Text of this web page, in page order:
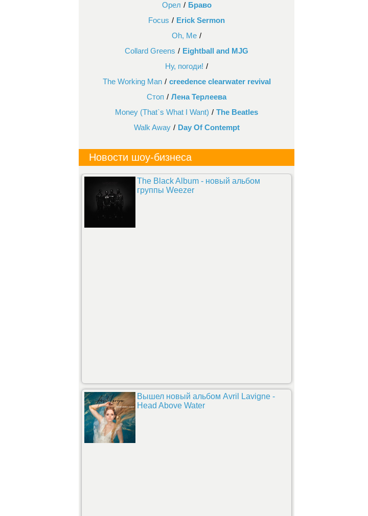
Орел / Браво
Focus / Erick Sermon
Oh, Me /
Collard Greens / Eightball and MJG
Ну, погоди! /
The Working Man / creedence clearwater revival
Стоп / Лена Терлеева
Money (That`s What I Want) / The Beatles
Walk Away / Day Of Contempt
Новости шоу-бизнеса
The Black Album - новый альбом
группы Weezer
Вышел новый альбом Avril Lavigne -
Head Above Water